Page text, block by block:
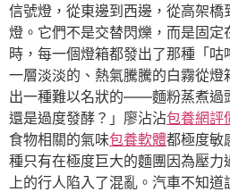
信號燈，從東邊到西邊，從高架
燈。它們不是交替閃爍，而是固定
時，每一個燈箱都發出了那種「
一層淡淡的、熱氣騰騰的白霧從燈
出一種難以名狀的——麵粉蒸煮過
還是過度發酵？」廖沾沾包養網評
食物相關的氣味包養軟體都極度敏
種只有在極度巨大的麵團因為壓
上的行人陷入了混亂。汽車不知